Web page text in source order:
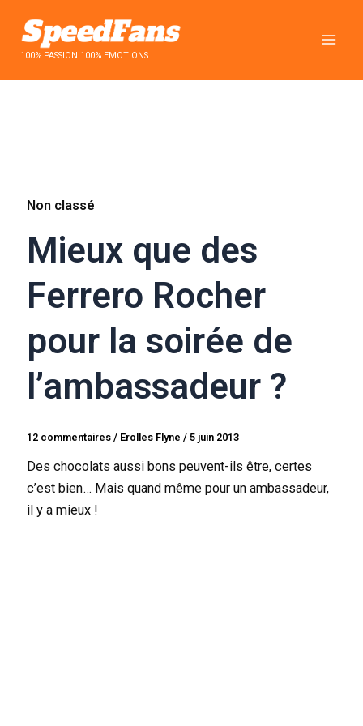
contenu100% PASSION 100% EMOTIONS
Non classé
Mieux que des
Ferrero Rocher
pour la soirée de
l’ambassadeur ?
12 commentaires / Erolles Flyne/5 juin 2013
Des chocolats aussi bons peuvent-ils être, certes
c’est bien… Mais quand même pour un ambassadeur,
il y a mieux !